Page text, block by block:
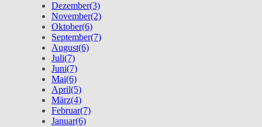
Dezember(3)
November(2)
Oktober(6)
September(7)
August(6)
Juli(7)
Juni(7)
Mai(6)
April(5)
März(4)
Februar(7)
Januar(6)